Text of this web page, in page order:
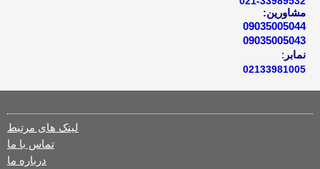
مشاورین:
09035005044
09035005043
نمابر :
02133981005
لینک های مرتبط
تماس با ما
درباره ما